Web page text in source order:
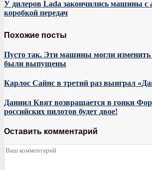
У дилеров Lada закончились машины с
коробкой передач
Похожие посты
Пусто так. Эти машины могли изменить
были выпущены
Карлос Сайнс в третий раз выиграл
Даниил Квят возвращается в гонки
российских пилотов будет двое!
Оставить комментарий